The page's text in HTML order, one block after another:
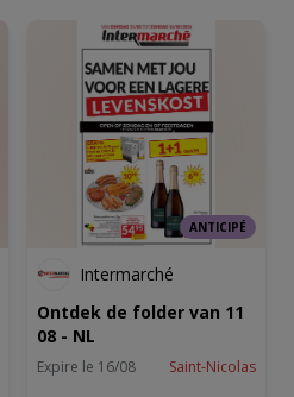
ANTICIPÉ
Intermarché
Ontdek de folder van 11
08 - NL
Expire le 16/08 Saint-Nicolas